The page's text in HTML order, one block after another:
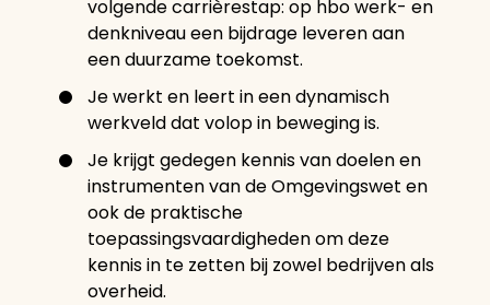
volgende carrièrestap: op hbo werk- en
denkniveau een bijdrage leveren aan
een duurzame toekomst.
Je werkt en leert in een dynamisch
werkveld dat volop in beweging is.
Je krijgt gedegen kennis van doelen en
instrumenten van de Omgevingswet en
ook de praktische
toepassingsvaardigheden om deze
kennis in te zetten bij zowel bedrijven als
overheid.